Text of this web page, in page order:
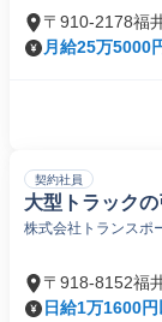
〒910-2178福
月給25万5000
契約社員
大型トラック
株式会社トランスポ
〒918-8152福
日給1万1600円